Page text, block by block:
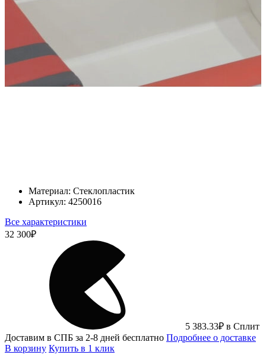
Материал: Стеклопластик
Артикул: 4250016
Все характеристики
32 300₽
5 383.33₽ в Сплит
Доставим в СПБ за 2-8 дней бесплатно Подробнее о доставке
В корзину Купить в 1 клик